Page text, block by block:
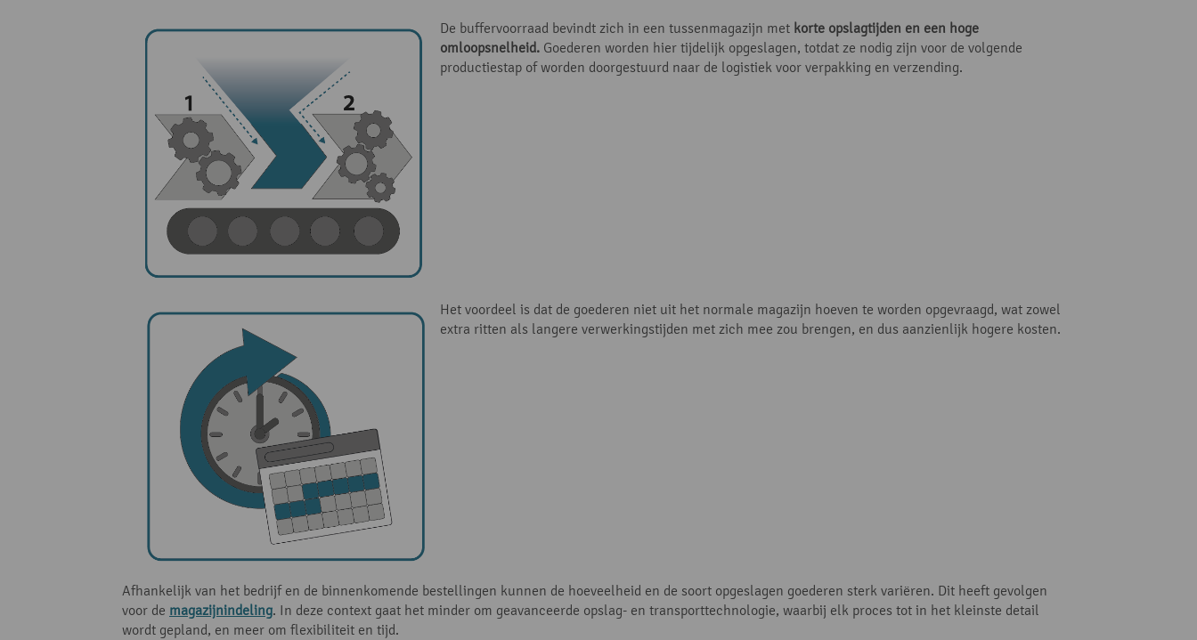
De buffervoorraad bevindt zich in een tussenmagazijn met korte opslagtijden en een hoge
omloopsnelheid.Goederen worden hier tijdelijk opgeslagen, totdat ze nodig zijn voor de volgende
productiestap of worden doorgestuurd naar de logistiek voor verpakking en verzending.
Het voordeel is dat de goederen niet uit het normale magazijn hoeven te worden opgevraagd, wat zowel
extra ritten als langere verwerkingstijden met zich mee zou brengen, en dus aanzienlijk hogere kosten.
Afhankelijk van het bedrijf en de binnenkomende bestellingen kunnen de hoeveelheid en de soort opgeslagen goederen sterk variëren. Dit heeft gevolgen
voor de magazijnindeling. In deze context gaat het minder om geavanceerde opslag- en transporttechnologie, waarbij elk proces tot in het kleinste detail
wordt gepland, en meer om flexibiliteit en tijd.